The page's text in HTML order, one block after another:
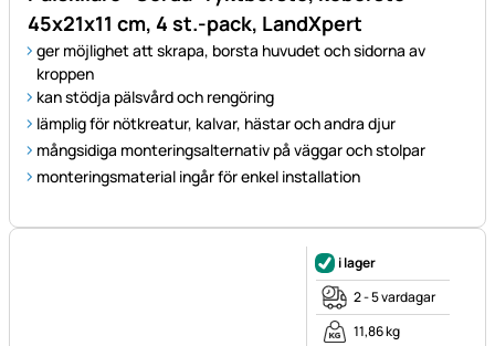
45x21x11 cm, 4 st.-pack, LandXpert
ger möjlighet att skrapa, borsta huvudet och sidorna av
kroppen
kan stödja pälsvård och rengöring
lämplig för nötkreatur, kalvar, hästar och andra djur
mångsidiga monteringsalternativ på väggar och stolpar
monteringsmaterial ingår för enkel installation
i lager
2 - 5 vardagar
11,86 kg